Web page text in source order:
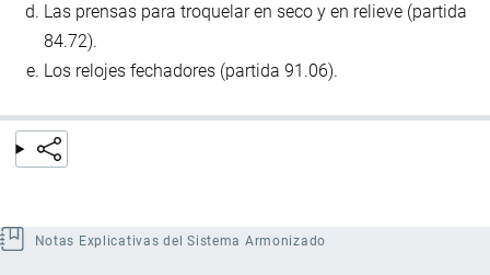
Las prensas para troquelar en seco y en relieve (partida
84.72).
Los relojes fechadores (partida 91.06).
Notas Explicativas del Sistema Armonizado